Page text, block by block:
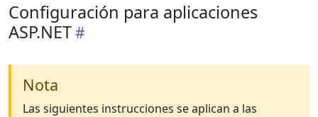
Configuración para aplicaciones
ASP.NET
Nota
Las siguientes instrucciones se aplican a las